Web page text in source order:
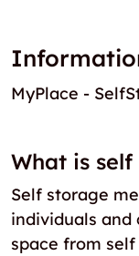
MyPlace -
What is
Self storage
individuals and
space from